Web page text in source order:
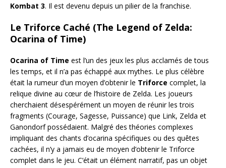
Kombat 3. Il est devenu depuis un pilier de la franchise.
Le Triforce Caché (The Legend of Zelda:
Ocarina of Time)
Ocarina of Time est l’un des jeux les plus acclamés de tous
les temps, et il n’a pas échappé aux mythes. Le plus célèbre
était la rumeur d’un moyen d’obtenir le Triforce complet, la
relique divine au cœur de l’histoire de Zelda. Les joueurs
cherchaient désespérément un moyen de réunir les trois
fragments (Courage, Sagesse, Puissance) que Link, Zelda et
Ganondorf possédaient. Malgré des théories complexes
impliquant des chants d’ocarina spécifiques ou des quêtes
cachées, il n’y a jamais eu de moyen d’obtenir le Triforce
complet dans le jeu. C’était un élément narratif, pas un objet